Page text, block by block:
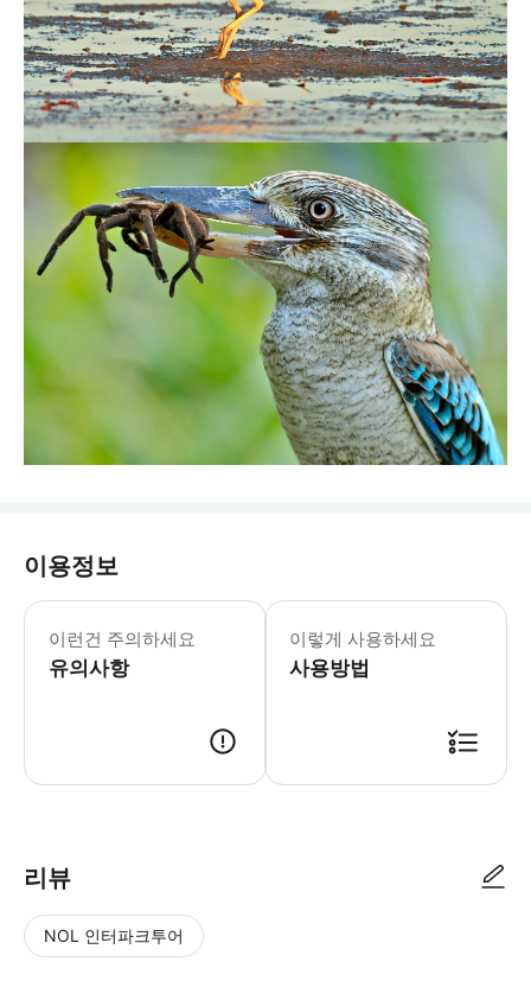
이용정보
이런건 주의하세요
유의사항
이렇게 사용하세요
사용방법
리뷰
NOL 인터파크투어